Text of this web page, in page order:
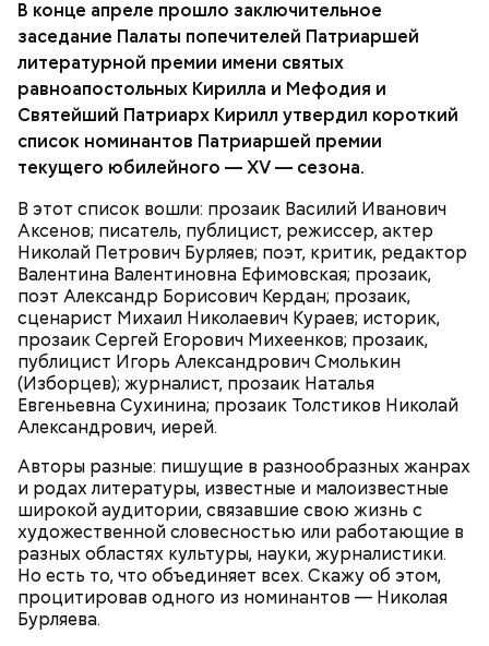
В конце апреле прошло заключительное
заседание Палаты попечителей Патриаршей
литературной премии имени святых
равноапостольных Кирилла и Мефодия и
Святейший Патриарх Кирилл утвердил короткий
список номинантов Патриаршей премии
текущего юбилейного — XV — сезона.
В этот список вошли: прозаик Василий Иванович
Аксенов; писатель, публицист, режиссер, актер
Николай Петрович Бурляев; поэт, критик, редактор
Валентина Валентиновна Ефимовская; прозаик,
поэт Александр Борисович Кердан; прозаик,
сценарист Михаил Николаевич Кураев; историк,
прозаик Сергей Егорович Михеенков; прозаик,
публицист Игорь Александрович Смолькин
(Изборцев); журналист, прозаик Наталья
Евгеньевна Сухинина; прозаик Толстиков Николай
Александрович, иерей.
Авторы разные: пишущие в разнообразных жанрах
и родах литературы, известные и малоизвестные
широкой аудитории, связавшие свою жизнь с
художественной словесностью или работающие в
разных областях культуры, науки, журналистики.
Но есть то, что объединяет всех. Скажу об этом,
процитировав одного из номинантов — Николая
Бурляева.
Готовим:
В кастрюлю среднего размера
необходимо налить 20 мл растительного масла.
Пока масло нагревается, очистить и нарезать лук
мелкими кубиками, добавить их в кастрюлю с
разогретым маслом и обжарить на слабом огне.
Морковь очистить, натереть на крупной терке и
отправить к луку тушиться на среднем огне, сюда
же добавить зубчик чеснока. Помидоры положить
в самом конце обжарки и недолго потушить.
Затем в большой кастрюле нужно обжарить
кабачки, нарезанные на тонкие кусочки. После чего
добавить в емкость воду так, чтобы она покрывала
кабачки, и тушить 20 минут, затем посолить одной
столовой ложкой соли.